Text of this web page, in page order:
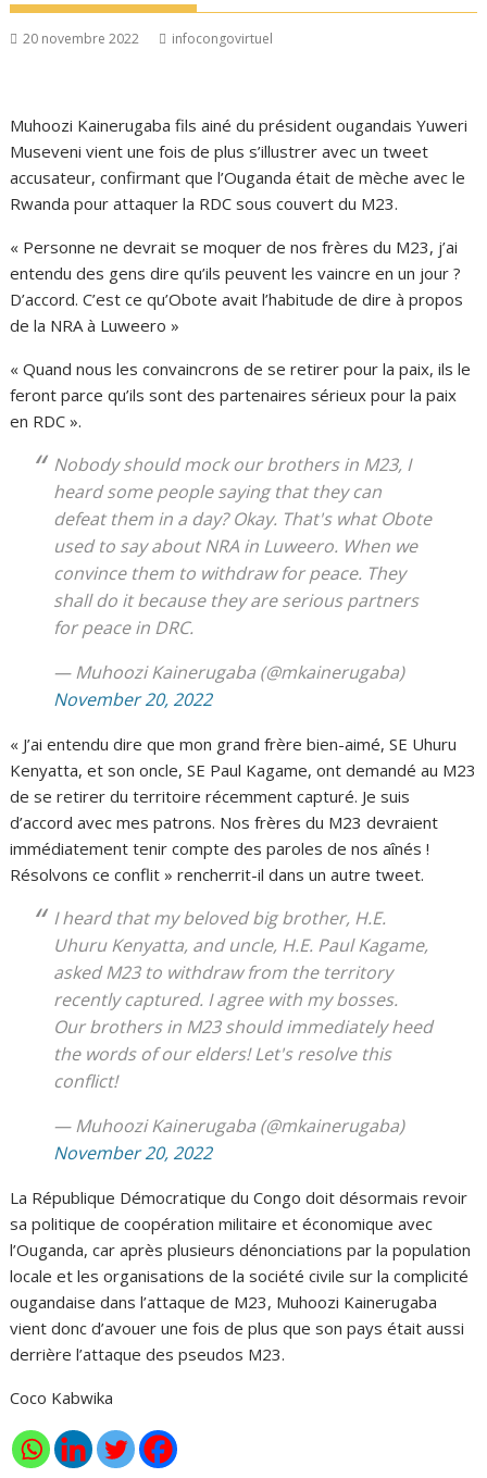
20 novembre 2022 infocongovirtuel
Muhoozi Kainerugaba fils ainé du président ougandais Yuweri
Museveni vient une fois de plus s’illustrer avec un tweet
accusateur, confirmant que l’Ouganda était de mèche avec le
Rwanda pour attaquer la RDC sous couvert du M23.
« Personne ne devrait se moquer de nos frères du M23, j’ai
entendu des gens dire qu’ils peuvent les vaincre en un jour ?
D’accord. C’est ce qu’Obote avait l’habitude de dire à propos
de la NRA à Luweero »
« Quand nous les convaincrons de se retirer pour la paix, ils le
feront parce qu’ils sont des partenaires sérieux pour la paix
en RDC ».
Nobody should mock our brothers in M23, I
heard some people saying that they can
defeat them in a day? Okay. That's what Obote
used to say about NRA in Luweero. When we
convince them to withdraw for peace. They
shall do it because they are serious partners
for peace in DRC.
— Muhoozi Kainerugaba (@mkainerugaba)
November 20, 2022
« J’ai entendu dire que mon grand frère bien-aimé, SE Uhuru
Kenyatta, et son oncle, SE Paul Kagame, ont demandé au M23
de se retirer du territoire récemment capturé. Je suis
d’accord avec mes patrons. Nos frères du M23 devraient
immédiatement tenir compte des paroles de nos aînés !
Résolvons ce conflit » rencherrit-il dans un autre tweet.
I heard that my beloved big brother, H.E.
Uhuru Kenyatta, and uncle, H.E. Paul Kagame,
asked M23 to withdraw from the territory
recently captured. I agree with my bosses.
Our brothers in M23 should immediately heed
the words of our elders! Let's resolve this
conflict!
— Muhoozi Kainerugaba (@mkainerugaba)
November 20, 2022
La République Démocratique du Congo doit désormais revoir
sa politique de coopération militaire et économique avec
l’Ouganda, car après plusieurs dénonciations par la population
locale et les organisations de la société civile sur la complicité
ougandaise dans l’attaque de M23, Muhoozi Kainerugaba
vient donc d’avouer une fois de plus que son pays était aussi
derrière l’attaque des pseudos M23.
Coco Kabwika